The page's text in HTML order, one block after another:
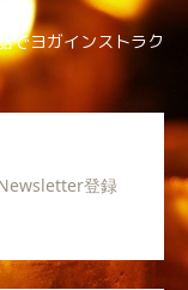
でヨガインストラク
登録